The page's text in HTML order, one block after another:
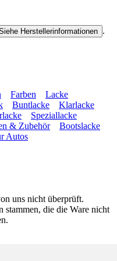
Herstellerinformationen .
Farben
Lacke
Buntlacke
Klarlacke
Speziallacke
& Zubehör
Bootslacke
Autos
uns nicht überprüft.
stammen, die die Ware nicht